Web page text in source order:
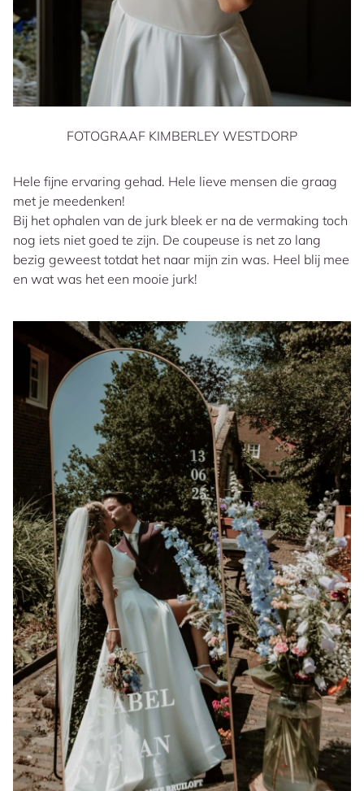
FOTOGRAAF KIMBERLEY WESTDORP
Hele fijne ervaring gehad. Hele lieve mensen die graag
met je meedenken!
Bij het ophalen van de jurk bleek er na de vermaking toch
nog iets niet goed te zijn. De coupeuse is net zo lang
bezig geweest totdat het naar mijn zin was. Heel blij mee
en wat was het een mooie jurk!